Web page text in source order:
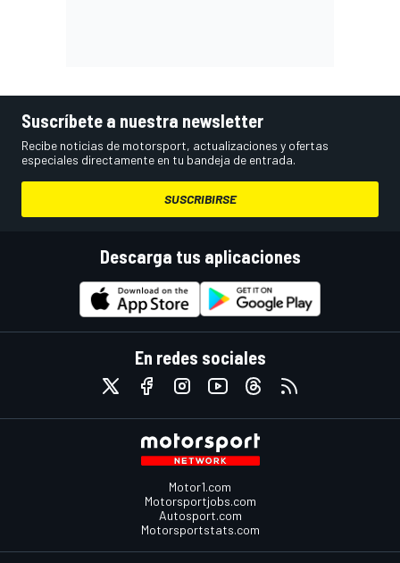
Suscríbete a nuestra newsletter
Recibe noticias de motorsport, actualizaciones y ofertas
especiales directamente en tu bandeja de entrada.
SUSCRIBIRSE
Descarga tus aplicaciones
En redes sociales
Motor1.com
Motorsportjobs.com
Autosport.com
Motorsportstats.com